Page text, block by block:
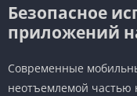
Безопасное
приложений
Современные
неотъемлемой